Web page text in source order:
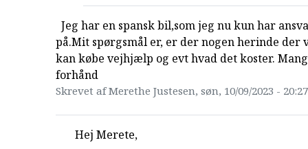
Jeg har en spansk bil,som jeg nu kun har
på.Mit spørgsmål er, er der nogen herinde der
kan købe vejhjælp og evt hvad det koster.
forhånd
Skrevet af Merethe Justesen, søn, 10/09/2023 - 20:27
Hej Merete,